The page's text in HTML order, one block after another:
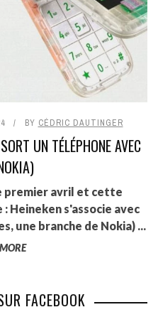
BY CÉDRIC DAUTINGER
UN TÉLÉPHONE AVEC
premier avril et cette
Heineken s'associe avec
une branche de Nokia) ...
FACEBOOK